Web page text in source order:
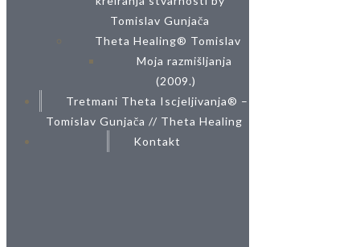
Tomislav Gunjača
Theta Healing® Tomislav
Moja razmišljanja
(2009.)
Tretmani Theta Iscjeljivanja® –
Tomislav Gunjača // Theta Healing
Kontakt